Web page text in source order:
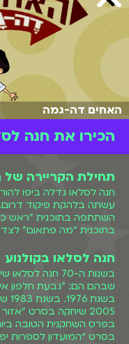
האחים דה-גמה
הכירו את חנה
תחילת הקריירה של
חנה לסלאו גדלה ביפו
השתתפה בתוכנית "ראש
בתוכנית "מה פתאום" לצד
חנה לסלאו בקולנוע
בשנות ה-70
שבהם הם: "גבעת חלפון
2005 שיחקה בסרט
בסרט ״המועדון לספרות